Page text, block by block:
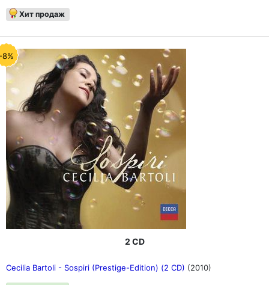
Хит продаж
8%
2 CD
Cecilia Bartoli - Sospiri (Prestige-Edition) (2 CD) (2010)